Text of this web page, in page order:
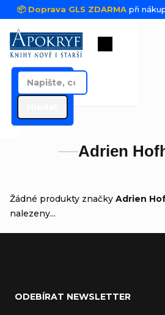
Přejít na obsah
📦 Doprava GLS ZDARMA při
Nákupní košík
Adrien
Žádné produkty značky Adrien
nalezeny...
ODEBÍRAT NEWSLETTER